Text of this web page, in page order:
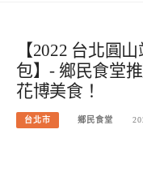
【2022 台北圓
包】- 鄉民食堂
花博美食！
台北市 鄉民食堂